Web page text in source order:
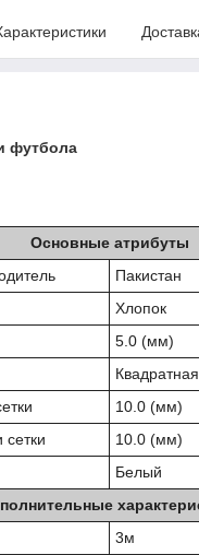
футбола
Основные атрибуты
Пакистан
Хлопок
5.0 (мм)
Квадратная
10.0 (мм)
10.0 (мм)
Белый
3м